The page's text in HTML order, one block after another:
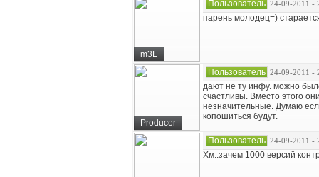
m3L
Пользователь 24-09-2011 -
парень молодец=)
Producer
Пользователь 24-09-2011 -
дают не ту инфу. можно
счастливы. Вместо этого
незначительные. Думаю
копошиться будут.
Пользователь 24-09-2011 -
Хм..зачем 1000 версий